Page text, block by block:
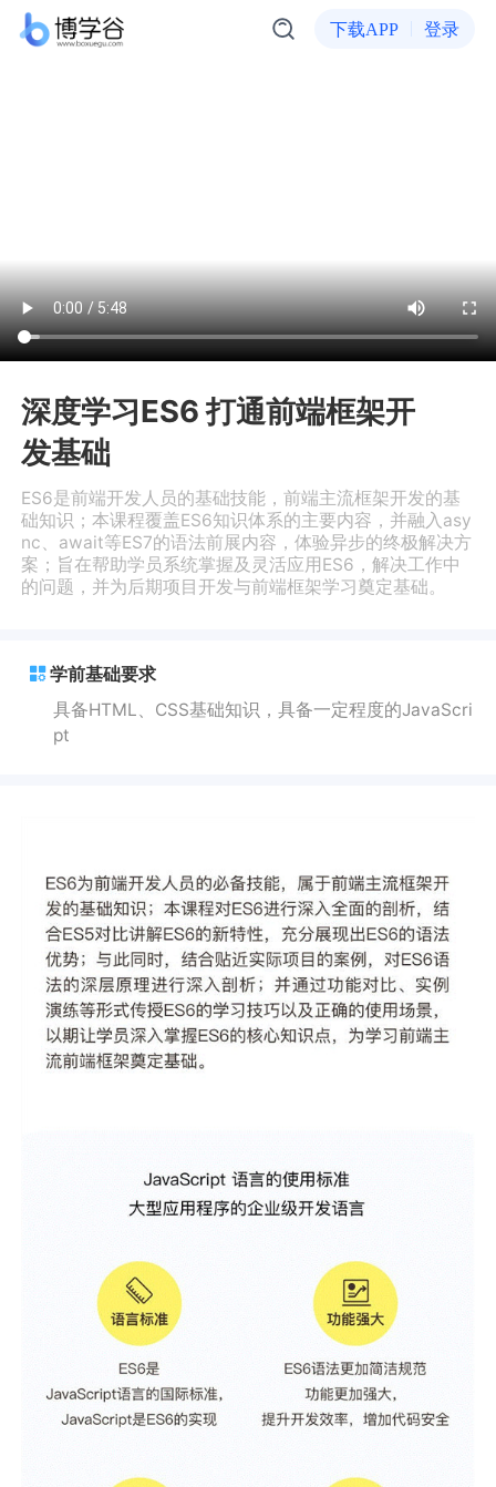
下载APP 登录
深度学习ES6 打通前端框架开
发基础
ES6是前端开发人员的基础技能，前端主流框架开发的基
础知识；本课程覆盖ES6知识体系的主要内容，并融入asy
nc、await等ES7的语法前展内容，体验异步的终极解决方
案；旨在帮助学员系统掌握及灵活应用ES6，解决工作中
的问题，并为后期项目开发与前端框架学习奠定基础。
学前基础要求
具备HTML、CSS基础知识，具备一定程度的JavaScri
pt